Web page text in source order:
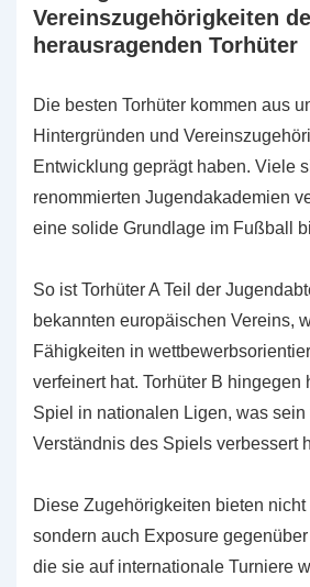
Vereinszugehörigkeiten
herausragenden Torhüter
Die besten Torhüter kommen aus
Hintergründen und
Entwicklung geprägt haben. Viele
renommierten Jugendakademien
eine solide Grundlage im Fußball
So ist Torhüter A Teil der
bekannten europäischen Vereins,
Fähigkeiten in
verfeinert hat. Torhüter B hingegen
Spiel in nationalen Ligen, was sein
Verständnis des Spiels verbessert
Diese Zugehörigkeiten bieten nicht
sondern auch Exposure
die sie auf internationale Turniere